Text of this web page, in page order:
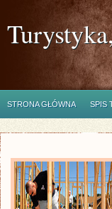
STRONA GŁÓWNA SPIS